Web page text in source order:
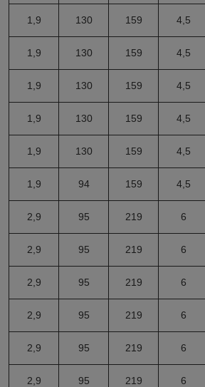
1,9 130 159 4,5
1,9 130 159 4,5
1,9 130 159 4,5
1,9 130 159 4,5
1,9 130 159 4,5
1,9 94 159 4,5
2,9 95 219 6
2,9 95 219 6
2,9 95 219 6
2,9 95 219 6
2,9 95 219 6
2,9 95 219 6